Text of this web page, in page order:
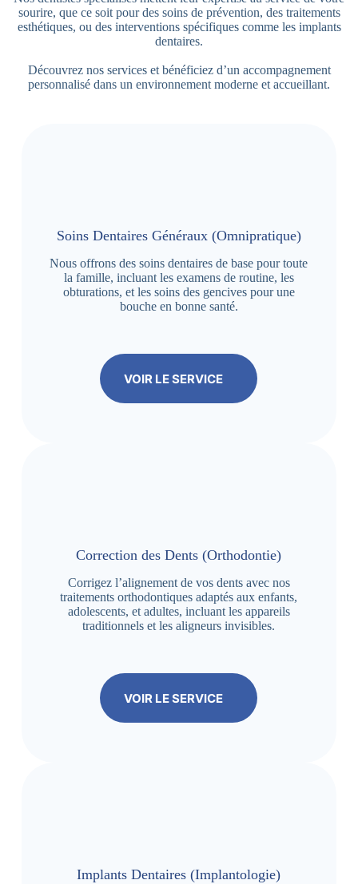
sourire, que ce soit pour des soins de prévention, des traitements
esthétiques, ou des interventions spécifiques comme les implants
dentaires.
Découvrez nos services et bénéficiez d’un accompagnement
personnalisé dans un environnement moderne et accueillant.
Soins Dentaires Généraux (Omnipratique)
Nous offrons des soins dentaires de base pour toute
la famille, incluant les examens de routine, les
obturations, et les soins des gencives pour une
bouche en bonne santé.
VOIR LE SERVICE
Correction des Dents (Orthodontie)
Corrigez l’alignement de vos dents avec nos
traitements orthodontiques adaptés aux enfants,
adolescents, et adultes, incluant les appareils
traditionnels et les aligneurs invisibles.
VOIR LE SERVICE
Implants Dentaires (Implantologie)